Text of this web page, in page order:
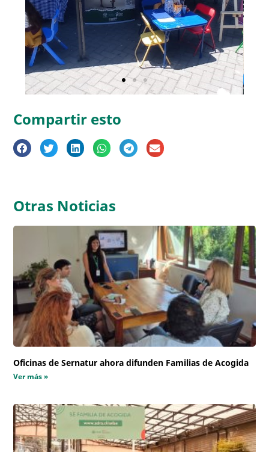
Compartir esto
Otras Noticias
Oficinas de Sernatur ahora difunden Familias de Acogida
Ver más »